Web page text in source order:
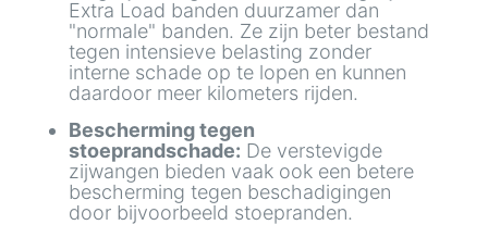
Extra Load banden duurzamer dan
"normale" banden. Ze zijn beter bestand
tegen intensieve belasting zonder
interne schade op te lopen en kunnen
daardoor meer kilometers rijden.
Bescherming tegen
stoeprandschade: De verstevigde
zijwangen bieden vaak ook een betere
bescherming tegen beschadigingen
door bijvoorbeeld stoepranden.